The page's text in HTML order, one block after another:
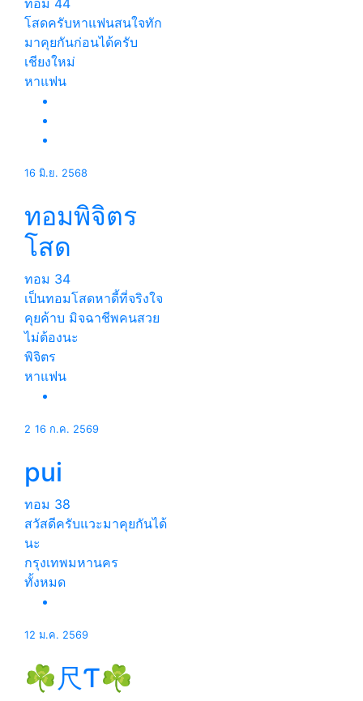
ทอม 44
โสดครับหาแฟนสนใจทัก
มาคุยกันก่อนได้ครับ
เชียงใหม่
หาแฟน
16 มิ.ย. 2568
ทอมพิจิตร
โสด
ทอม 34
เป็นทอมโสดหาดี้ที่จริงใจ
คุยค้าบ มิจฉาชีพคนสวย
ไม่ต้องนะ
พิจิตร
หาแฟน
2 16 ก.ค. 2569
pui
ทอม 38
สวัสดีครับแวะมาคุยกันได้
นะ
กรุงเทพมหานคร
ทั้งหมด
12 ม.ค. 2569
☘尺Ƭ☘